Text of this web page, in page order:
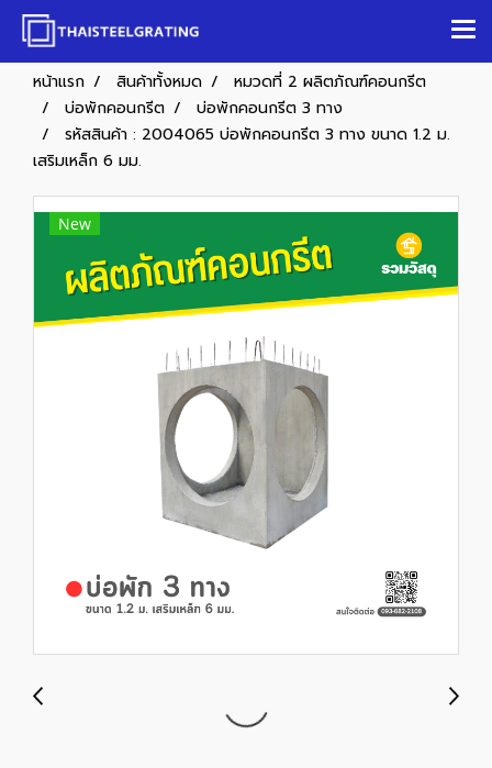
หน้าแรก สินค้าทั้งหมด
หมวดที่ 2 ผลิตภัณฑ์คอนกรีต
บ่อพักคอนกรีต
บ่อพักคอนกรีต 3 ทาง
รหัสสินค้า : 2004065 บ่อพักคอนกรีต 3 ทาง ขนาด 1.2 ม.
เสริมเหล็ก 6 มม.
New